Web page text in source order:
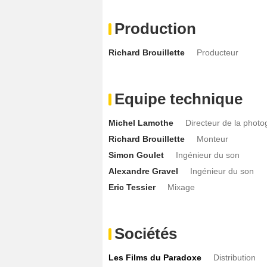
Production
Richard Brouillette Producteur
Equipe technique
Michel Lamothe
Directeur de la
Richard Brouillette
Monteur
Simon Goulet
Ingénieur du son
Alexandre Gravel
Ingénieur du son
Eric Tessier
Mixage
Sociétés
Les Films du Paradoxe Distribution